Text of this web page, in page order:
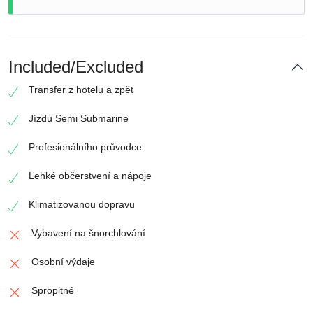
Included/Excluded
Transfer z hotelu a zpět
Jízdu Semi Submarine
Profesionálního průvodce
Lehké občerstvení a nápoje
Klimatizovanou dopravu
Vybavení na šnorchlování
Osobní výdaje
Spropitné